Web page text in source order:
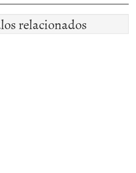
relacionados